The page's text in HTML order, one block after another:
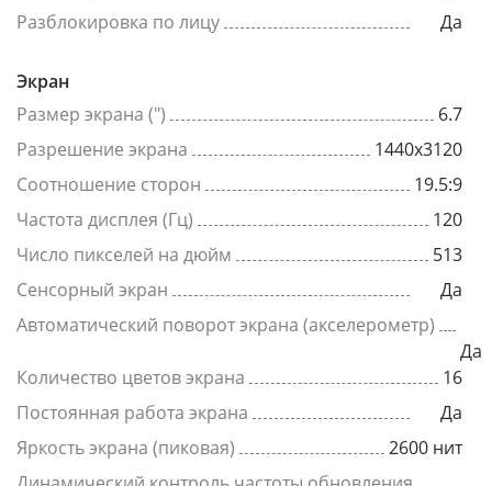
Разблокировка по лицу
Да
Экран
Размер экрана (")
6.7
Разрешение экрана
1440x3120
Соотношение сторон
19.5:9
Частота дисплея (Гц)
120
Число пикселей на дюйм
513
Сенсорный экран
Да
Автоматический поворот экрана (акселерометр)
Да
Количество цветов экрана
16
Постоянная работа экрана
Да
Яркость экрана (пиковая)
2600 нит